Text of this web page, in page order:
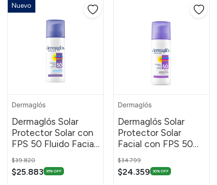
Nuevo
Dermaglós
Dermaglós Solar
Protector Solar con
FPS 50 Fluido Facial
Emulsión por 50 g
Price reduced from
$39.820
$25.883 35% OFF
Dermaglós
Dermaglós Solar
Protector Solar
Facial con FPS 50
Efecto Seco Sin
Color 50 g
Price reduced from
$34.799
$24.359 30% OFF